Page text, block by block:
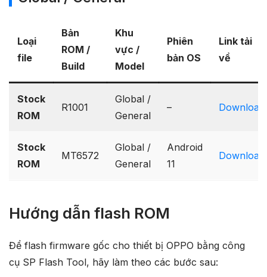
Loại
file
Bản
ROM /
Build
Khu
vực /
Model
Phiên
bản OS
Link tải
về
Stock
ROM
R1001
Global /
General
– Download
Stock
ROM
MT6572
Global /
General
Android
11
Download
Hướng dẫn flash ROM
Để flash firmware gốc cho thiết bị OPPO bằng công
cụ SP Flash Tool, hãy làm theo các bước sau: